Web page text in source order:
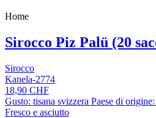
Home
Sirocco Piz Palü (20
Sirocco
Kanela-2774
18,90 CHF
Gusto: tisana svizzera Paese di
Fresco e asciutto